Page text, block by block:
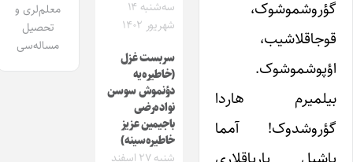
گؤروشموشوک،
قوجاقلاشیب،
اؤپوشموشوک.
بیلمیرم هاردا
گؤروشدوک! آمما
سه‌شنبه ۱۴
شهریور ۱۴۰۲
سربست غزل
(خاطیره‌یه
دؤنموش سوسن
نواده‌رضی
باجیمین عزیز
خاطیره‌سینه)
شنبه ۲۷ اسفند
معلم‌لری و
تحصیل
مساله‌سی